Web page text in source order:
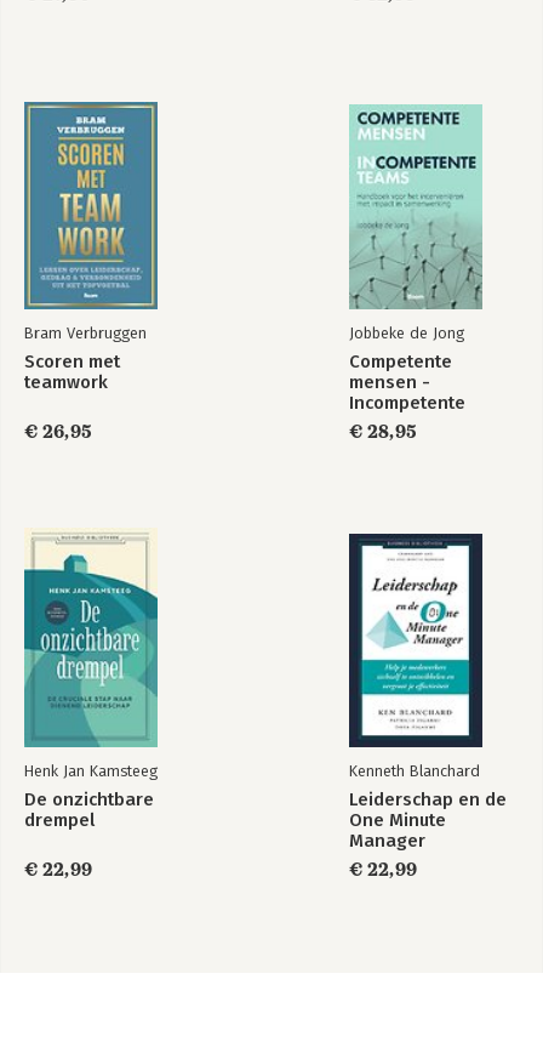
Bram Verbruggen
Scoren met
teamwork
€ 26,95
Jobbeke de Jong
Competente
mensen -
Incompetente
teams
€ 28,95
Henk Jan Kamsteeg
De onzichtbare
drempel
€ 22,99
Kenneth Blanchard
Leiderschap en de
One Minute
Manager
€ 22,99